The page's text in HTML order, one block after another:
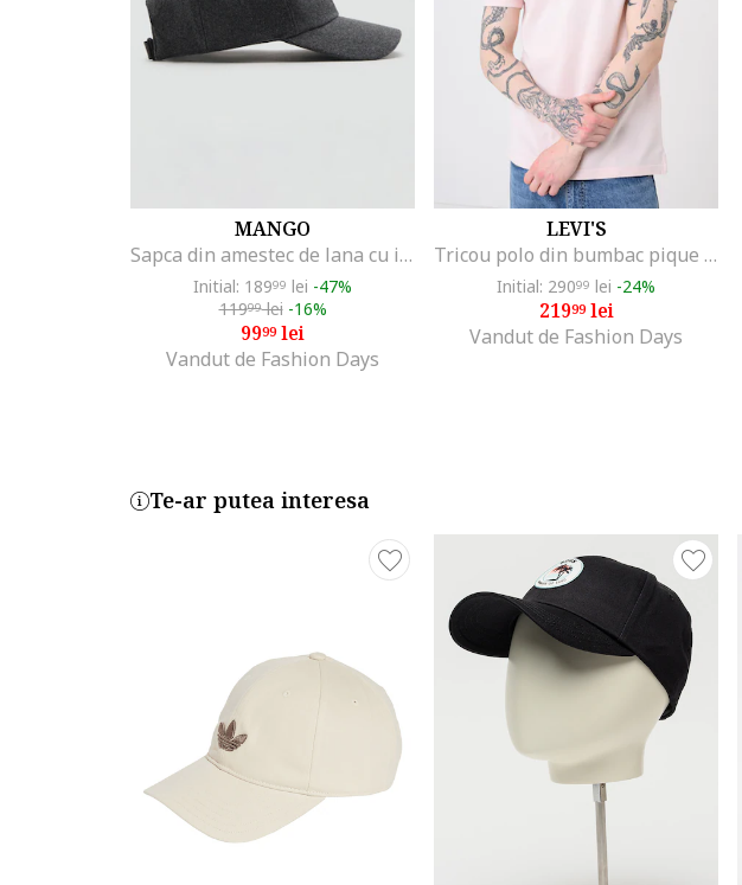
MANGO
Sapca din amestec de lana cu inchidere velcro, Gri
Initial: 18999 lei -47%
11999lei -16%
9999lei
Vandut de Fashion Days
LEVI'S
Tricou polo din bumbac pique cu dungi, Roz pastel
Initial: 29099 lei -24%
21999lei
Vandut de Fashion Days
Te-ar putea interesa